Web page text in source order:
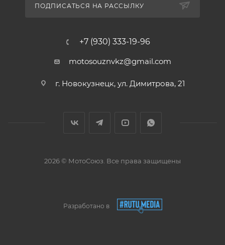
ПОДПИСАТЬСЯ НА РАССЫЛКУ
+7 (930) 333-19-96
motosouznvkz@gmail.com
г. Новокузнецк, ул. Димитрова, 21
2026 © МотоСоюз. Все права защищены
Разработано в